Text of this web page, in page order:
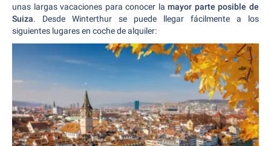
unas largas vacaciones para conocer lamayor parte posible de
Suiza. Desde Winterthur se puede llegar fácilmente a los
siguientes lugares en coche de alquiler: